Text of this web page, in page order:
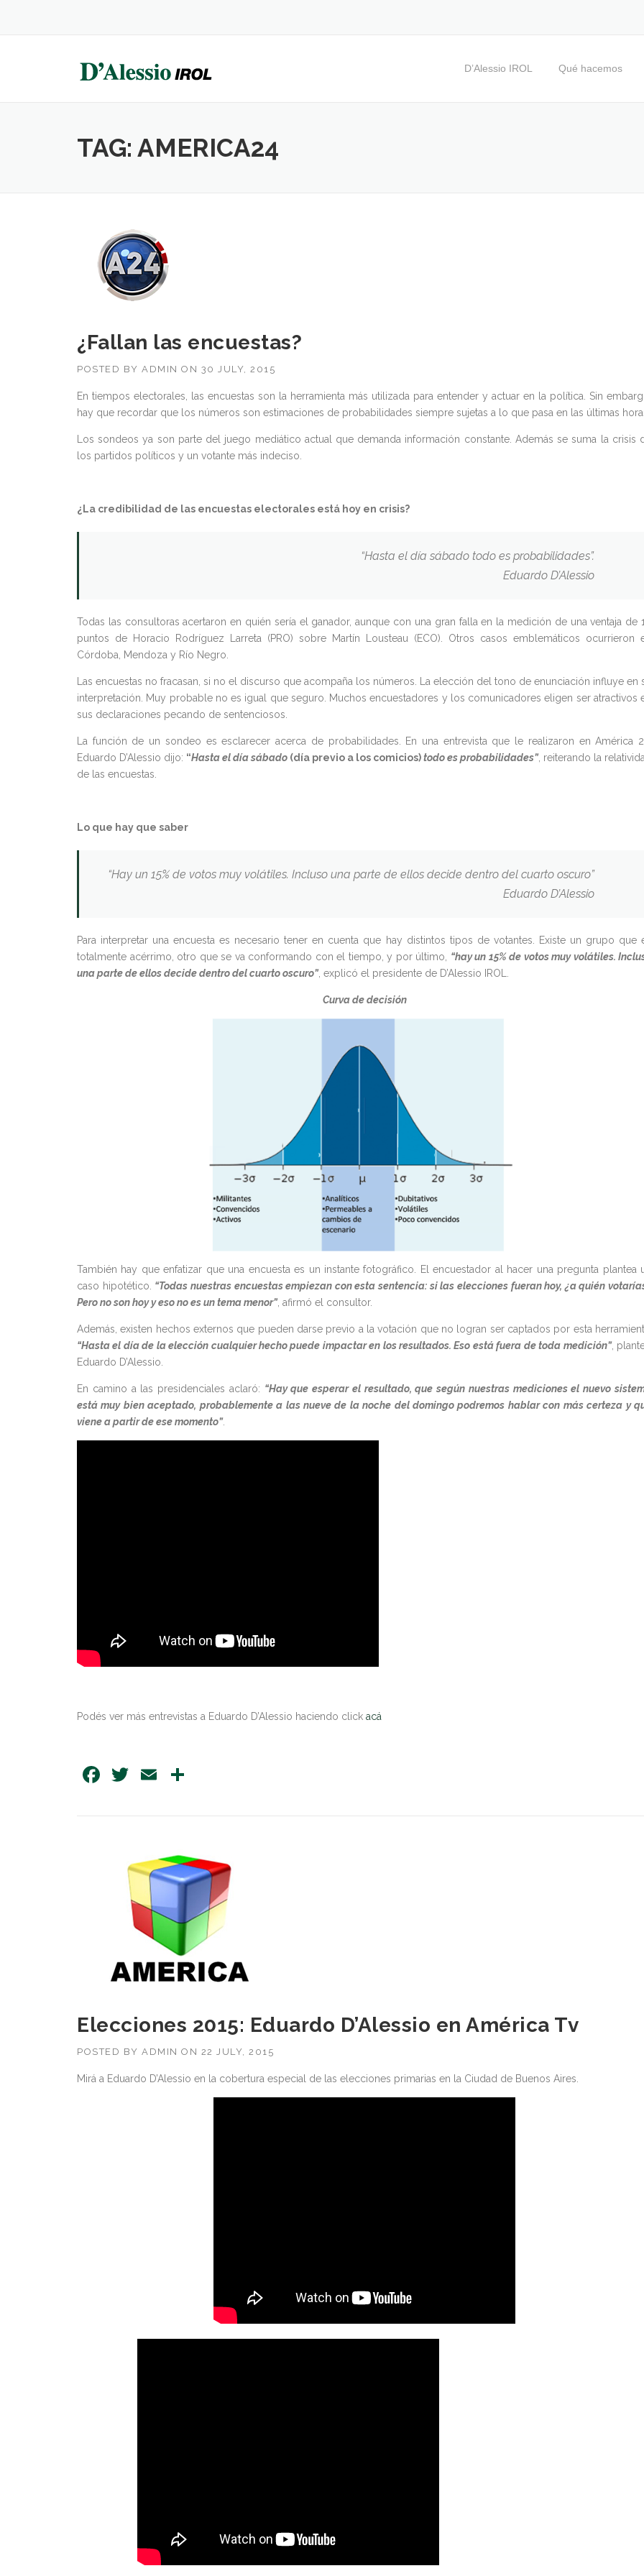
D’Alessio IROL Qué hacemos
TAG: AMERICA24
¿Fallan las encuestas?
POSTED BY ADMIN ON 30 JULY, 2015
En tiempos electorales, las encuestas son la herramienta más utilizada para entender y actuar en la política. Sin
hay que recordar que los números son estimaciones de probabilidades siempre sujetas a lo que pasa en las últimas
Los sondeos ya son parte del juego mediático actual que demanda información constante. Además se suma la crisis
los partidos políticos y un votante más indeciso.
¿La credibilidad de las encuestas electorales está hoy en crisis?
“Hasta el día sábado todo es probabilidades”.
Eduardo D’Alessio
Todas las consultoras acertaron en quién sería el ganador, aunque con una gran falla en la medición de una ventaja de
puntos de Horacio Rodríguez Larreta (PRO) sobre Martín Lousteau (ECO). Otros casos emblemáticos ocurrieron
Córdoba, Mendoza y Río Negro.
Las encuestas no fracasan, si no el discurso que acompaña los números. La elección del tono de enunciación influye en
interpretación. Muy probable no es igual que seguro. Muchos encuestadores y los comunicadores eligen ser atractivos
sus declaraciones pecando de sentenciosos.
La función de un sondeo es esclarecer acerca de probabilidades. En una entrevista que le realizaron en América
Eduardo D’Alessio dijo: “Hasta el día sábado (día previo a los comicios)todo es probabilidades”, reiterando la
de las encuestas.
Lo que hay que saber
“Hay un 15% de votos muy volátiles. Incluso una parte de ellos decide dentro del cuarto oscuro”
Eduardo D’Alessio
Para interpretar una encuesta es necesario tener en cuenta que hay distintos tipos de votantes. Existe un grupo que
totalmente acérrimo, otro que se va conformando con el tiempo, y por último, “hay un 15% de votos muy volátiles.
una parte de ellos decide dentro del cuarto oscuro”, explicó el presidente de D’Alessio IROL.
Curva de decisión
También hay que enfatizar que una encuesta es un instante fotográfico. El encuestador al hacer una pregunta plantea
caso hipotético. “Todas nuestras encuestas empiezan con esta sentencia: si las elecciones fueran hoy, ¿a quién
Pero no son hoy y eso no es un tema menor”, afirmó el consultor.
Además, existen hechos externos que pueden darse previo a la votación que no logran ser captados por esta
“Hasta el día de la elección cualquier hecho puede impactar en los resultados. Eso está fuera de toda medición”,
Eduardo D’Alessio.
En camino a las presidenciales aclaró: “Hay que esperar el resultado, que según nuestras mediciones el nuevo
está muy bien aceptado, probablemente a las nueve de la noche del domingo podremos hablar con más certeza y
viene a partir de ese momento”.
Podés ver más entrevistas a Eduardo D’Alessio haciendo click acá
Facebook
Twitter
Email
Elecciones 2015: Eduardo D’Alessio en América Tv
POSTED BY ADMIN ON 22 JULY, 2015
Mirá a Eduardo D’Alessio en la cobertura especial de las elecciones primarias en la Ciudad de Buenos Aires.